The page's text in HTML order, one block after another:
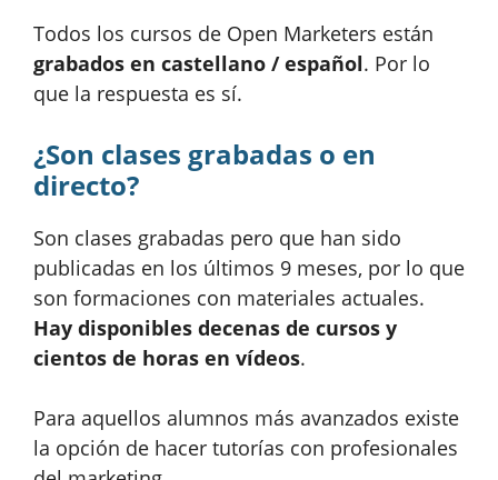
Todos los cursos de Open Marketers están
grabados en castellano / español. Por lo
que la respuesta es sí.
¿Son clases grabadas o en
directo?
Son clases grabadas pero que han sido
publicadas en los últimos 9 meses, por lo que
son formaciones con materiales actuales.
Hay disponibles decenas de cursos y
cientos de horas en vídeos.
Para aquellos alumnos más avanzados existe
la opción de hacer tutorías con profesionales